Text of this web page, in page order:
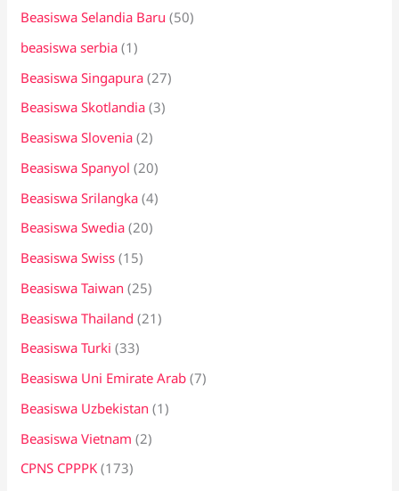
Beasiswa Selandia Baru (50)
beasiswa serbia (1)
Beasiswa Singapura (27)
Beasiswa Skotlandia (3)
Beasiswa Slovenia (2)
Beasiswa Spanyol (20)
Beasiswa Srilangka (4)
Beasiswa Swedia (20)
Beasiswa Swiss (15)
Beasiswa Taiwan (25)
Beasiswa Thailand (21)
Beasiswa Turki (33)
Beasiswa Uni Emirate Arab (7)
Beasiswa Uzbekistan (1)
Beasiswa Vietnam (2)
CPNS CPPPK (173)